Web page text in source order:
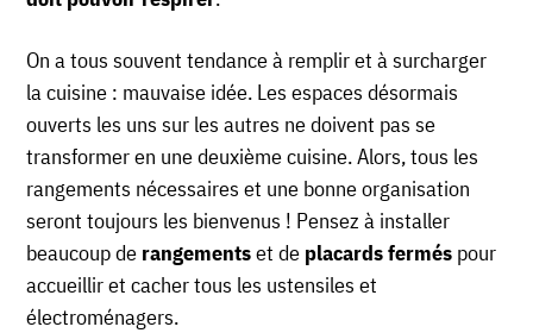
On a tous souvent tendance à remplir et à surcharger
la cuisine : mauvaise idée. Les espaces désormais
ouverts les uns sur les autres ne doivent pas se
transformer en une deuxième cuisine. Alors, tous les
rangements nécessaires et une bonne organisation
seront toujours les bienvenus ! Pensez à installer
beaucoup de rangementset de placards fermés pour
accueillir et cacher tous les ustensiles et
électroménagers.